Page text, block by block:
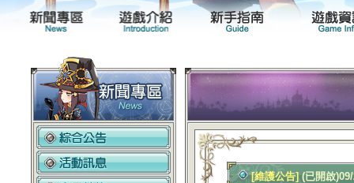
新聞專區 遊戲介紹
[維護公告] (已開啟